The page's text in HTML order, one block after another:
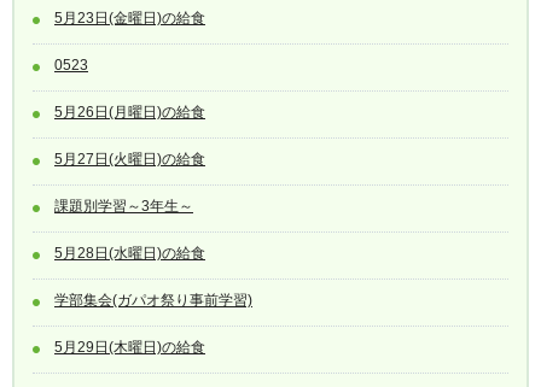
5月23日(金曜日)の給食
0523
5月26日(月曜日)の給食
5月27日(火曜日)の給食
課題別学習～3年生～
5月28日(水曜日)の給食
学部集会(ガパオ祭り事前学習)
5月29日(木曜日)の給食